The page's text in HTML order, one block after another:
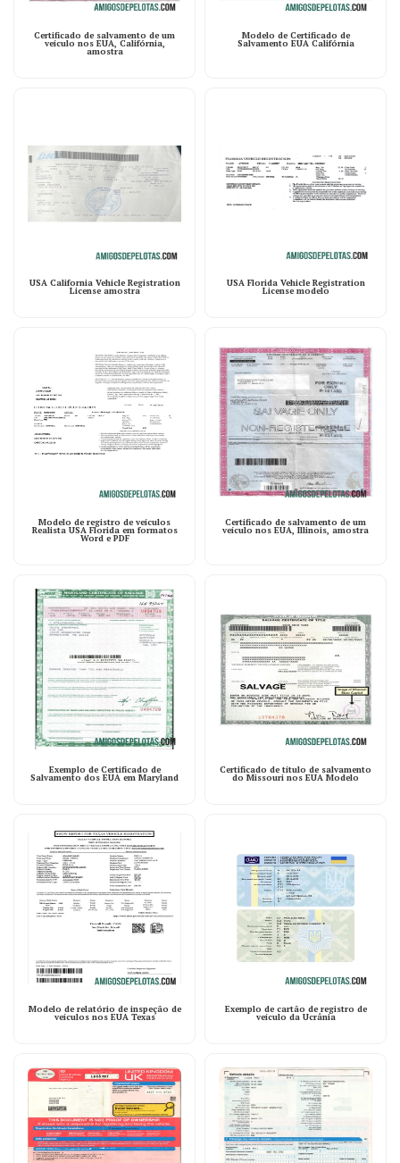
Certificado de salvamento de um
veículo nos EUA, Califórnia,
amostra
Modelo de Certificado de
Salvamento EUA Califórnia
USA California Vehicle Registration
License amostra
USA Florida Vehicle Registration
License modelo
Modelo de registro de veículos
Realista USA Florida em formatos
Word e PDF
Certificado de salvamento de um
veículo nos EUA, Illinois, amostra
Exemplo de Certificado de
Salvamento dos EUA em Maryland
Certificado de título de salvamento
do Missouri nos EUA Modelo
Modelo de relatório de inspeção de
veículos nos EUA Texas
Exemplo de cartão de registro de
veículo da Ucrânia